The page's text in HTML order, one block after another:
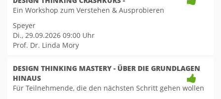
Ein Workshop zum Verstehen & Ausprobieren
Speyer
Di., 29.09.2026 09:00 Uhr
Prof. Dr. Linda Mory
DESIGN THINKING MASTERY - ÜBER DIE GRUNDLAGEN
HINAUS
Für Teilnehmende, die den nächsten Schritt gehen wollen